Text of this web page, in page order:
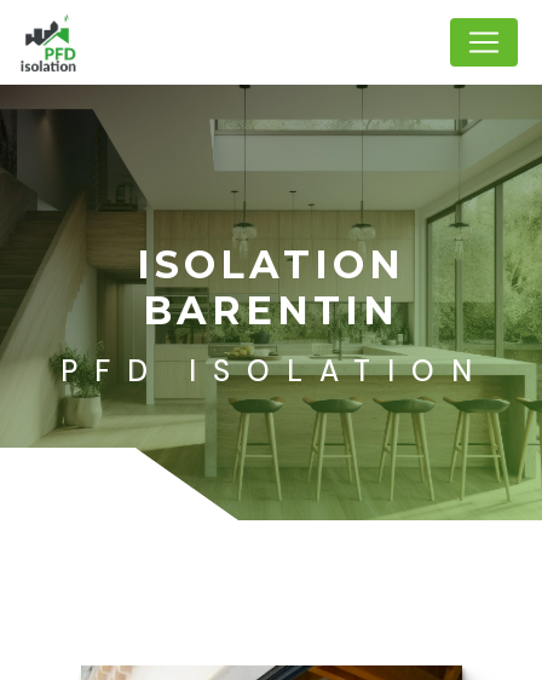
ISOLATION
BARENTIN
PFD ISOLATION
Panneau de gestion des cookies